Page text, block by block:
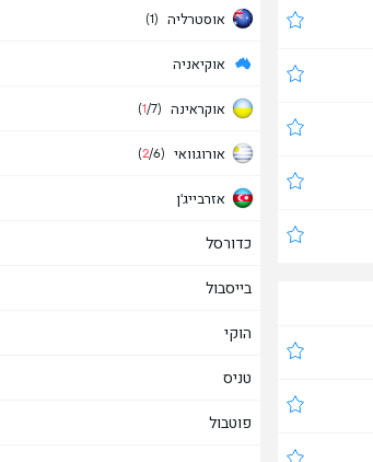
אוסטרליה (1)
אוקיאניה
אוקראינה (1/7)
אורוגוואי (2/6)
אזרבייג'ן
איטליה
איי בהאמה
איי טורקס וקאיקוס
איי פארו
אינדונזיה
כדורסל
בייסבול
הוקי
טניס
פוטבול